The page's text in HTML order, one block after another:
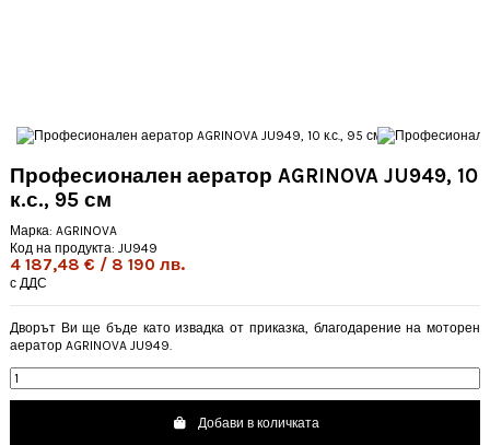
Професионален аератор AGRINOVA JU949, 10
к.с., 95 см
Марка: AGRINOVA
Код на продукта: JU949
4 187,48 € / 8 190 лв.
с ДДС
Дворът Ви ще бъде като извадка от приказка, благодарение на моторен
аератор AGRINOVA JU949.
Добави в количката